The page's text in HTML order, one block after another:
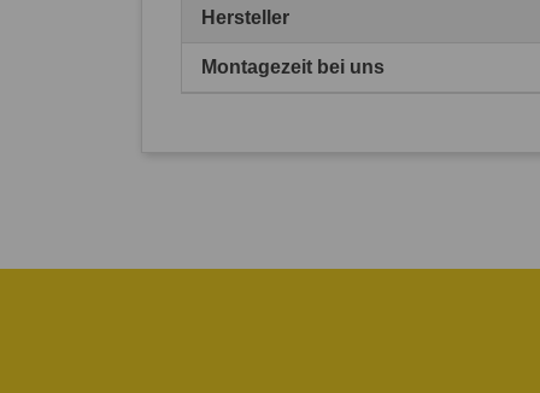
Hersteller
Montagezeit bei uns